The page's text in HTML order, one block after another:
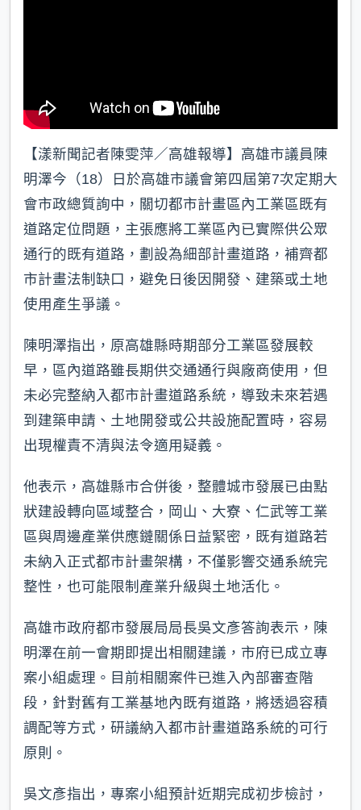
【漾新聞記者陳雯萍／高雄報導】高雄市議員陳
明澤今（18）日於高雄市議會第四屆第7次定期大
會市政總質詢中，關切都市計畫區內工業區既有
道路定位問題，主張應將工業區內已實際供公眾
通行的既有道路，劃設為細部計畫道路，補齊都
市計畫法制缺口，避免日後因開發、建築或土地
使用產生爭議。
陳明澤指出，原高雄縣時期部分工業區發展較
早，區內道路雖長期供交通通行與廠商使用，但
未必完整納入都市計畫道路系統，導致未來若遇
到建築申請、土地開發或公共設施配置時，容易
出現權責不清與法令適用疑義。
他表示，高雄縣市合併後，整體城市發展已由點
狀建設轉向區域整合，岡山、大寮、仁武等工業
區與周邊產業供應鏈關係日益緊密，既有道路若
未納入正式都市計畫架構，不僅影響交通系統完
整性，也可能限制產業升級與土地活化。
高雄市政府都市發展局局長吳文彥答詢表示，陳
明澤在前一會期即提出相關建議，市府已成立專
案小組處理。目前相關案件已進入內部審查階
段，針對舊有工業基地內既有道路，將透過容積
調配等方式，研議納入都市計畫道路系統的可行
原則。
吳文彥指出，專案小組預計近期完成初步檢討，